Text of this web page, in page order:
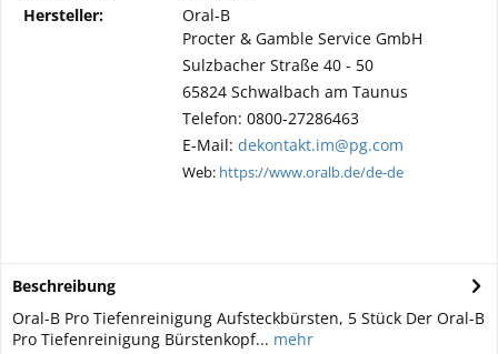
Hersteller:
Oral-B
Procter & Gamble Service GmbH
Sulzbacher Straße 40 - 50
65824 Schwalbach am Taunus
Telefon: 0800-27286463
E-Mail: dekontakt.im@pg.com
Web: https://www.oralb.de/de-de
Beschreibung
Oral-B Pro Tiefenreinigung Aufsteckbürsten, 5 Stück Der Oral-B
Pro Tiefenreinigung Bürstenkopf... mehr